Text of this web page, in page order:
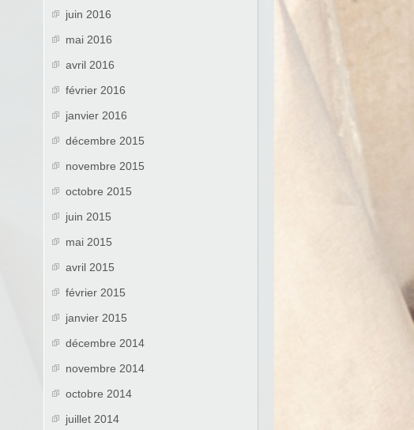
juin 2016
mai 2016
avril 2016
février 2016
janvier 2016
décembre 2015
novembre 2015
octobre 2015
juin 2015
mai 2015
avril 2015
février 2015
janvier 2015
décembre 2014
novembre 2014
octobre 2014
juillet 2014